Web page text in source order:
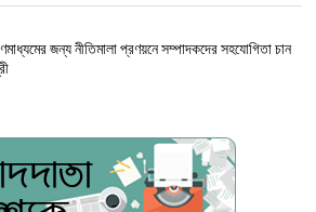
জন্য নীতিমালা প্রণয়নে সম্পাদকদের সহযোগিতা চান